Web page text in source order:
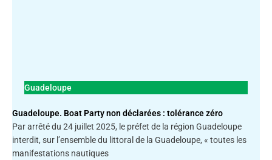
Guadeloupe
Guadeloupe. Boat Party non déclarées : tolérance zéro
Par arrêté du 24 juillet 2025, le préfet de la région Guadeloupe
interdit, sur l’ensemble du littoral de la Guadeloupe, « toutes les
manifestations nautiques